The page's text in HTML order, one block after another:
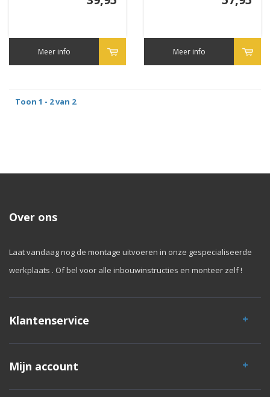
Meer info Meer info
Toon 1 - 2 van 2
Over ons
Laat vandaag nog de montage uitvoeren in onze gespecialiseerde
werkplaats . Of bel voor alle inbouwinstructies en monteer zelf !
Klantenservice
Mijn account